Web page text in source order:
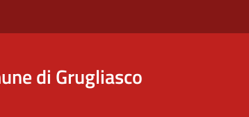
di Grugliasco